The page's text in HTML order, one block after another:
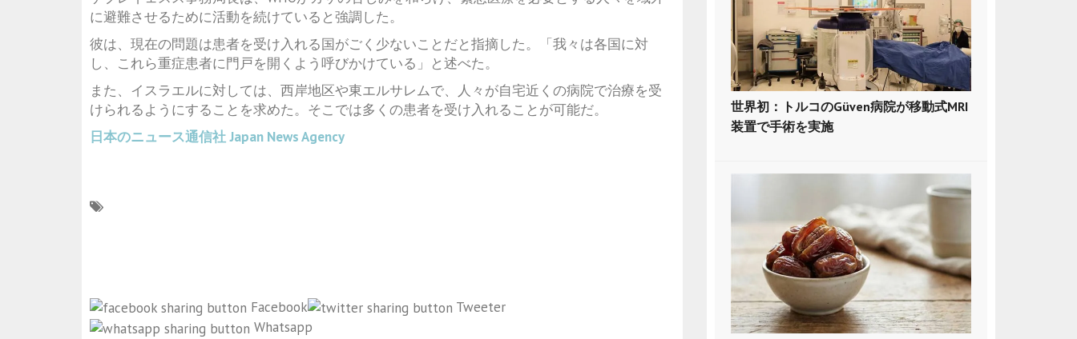
に避難させるために活動を続けていると強調した。
彼は、現在の問題は患者を受け入れる国がごく少ないことだと指摘した。「我々は各国に対
し、これら重症患者に門戸を開くよう呼びかけている」と述べた。
また、イスラエルに対しては、西岸地区や東エルサレムで、人々が自宅近くの病院で治療を受
けられるようにすることを求めた。そこでは多くの患者を受け入れることが可能だ。
日本のニュース通信社 Japan News Agency
Facebook
Tweeter
Whatsapp
世界初：トルコのGüven病院が移動式MRI
装置で手術を実施